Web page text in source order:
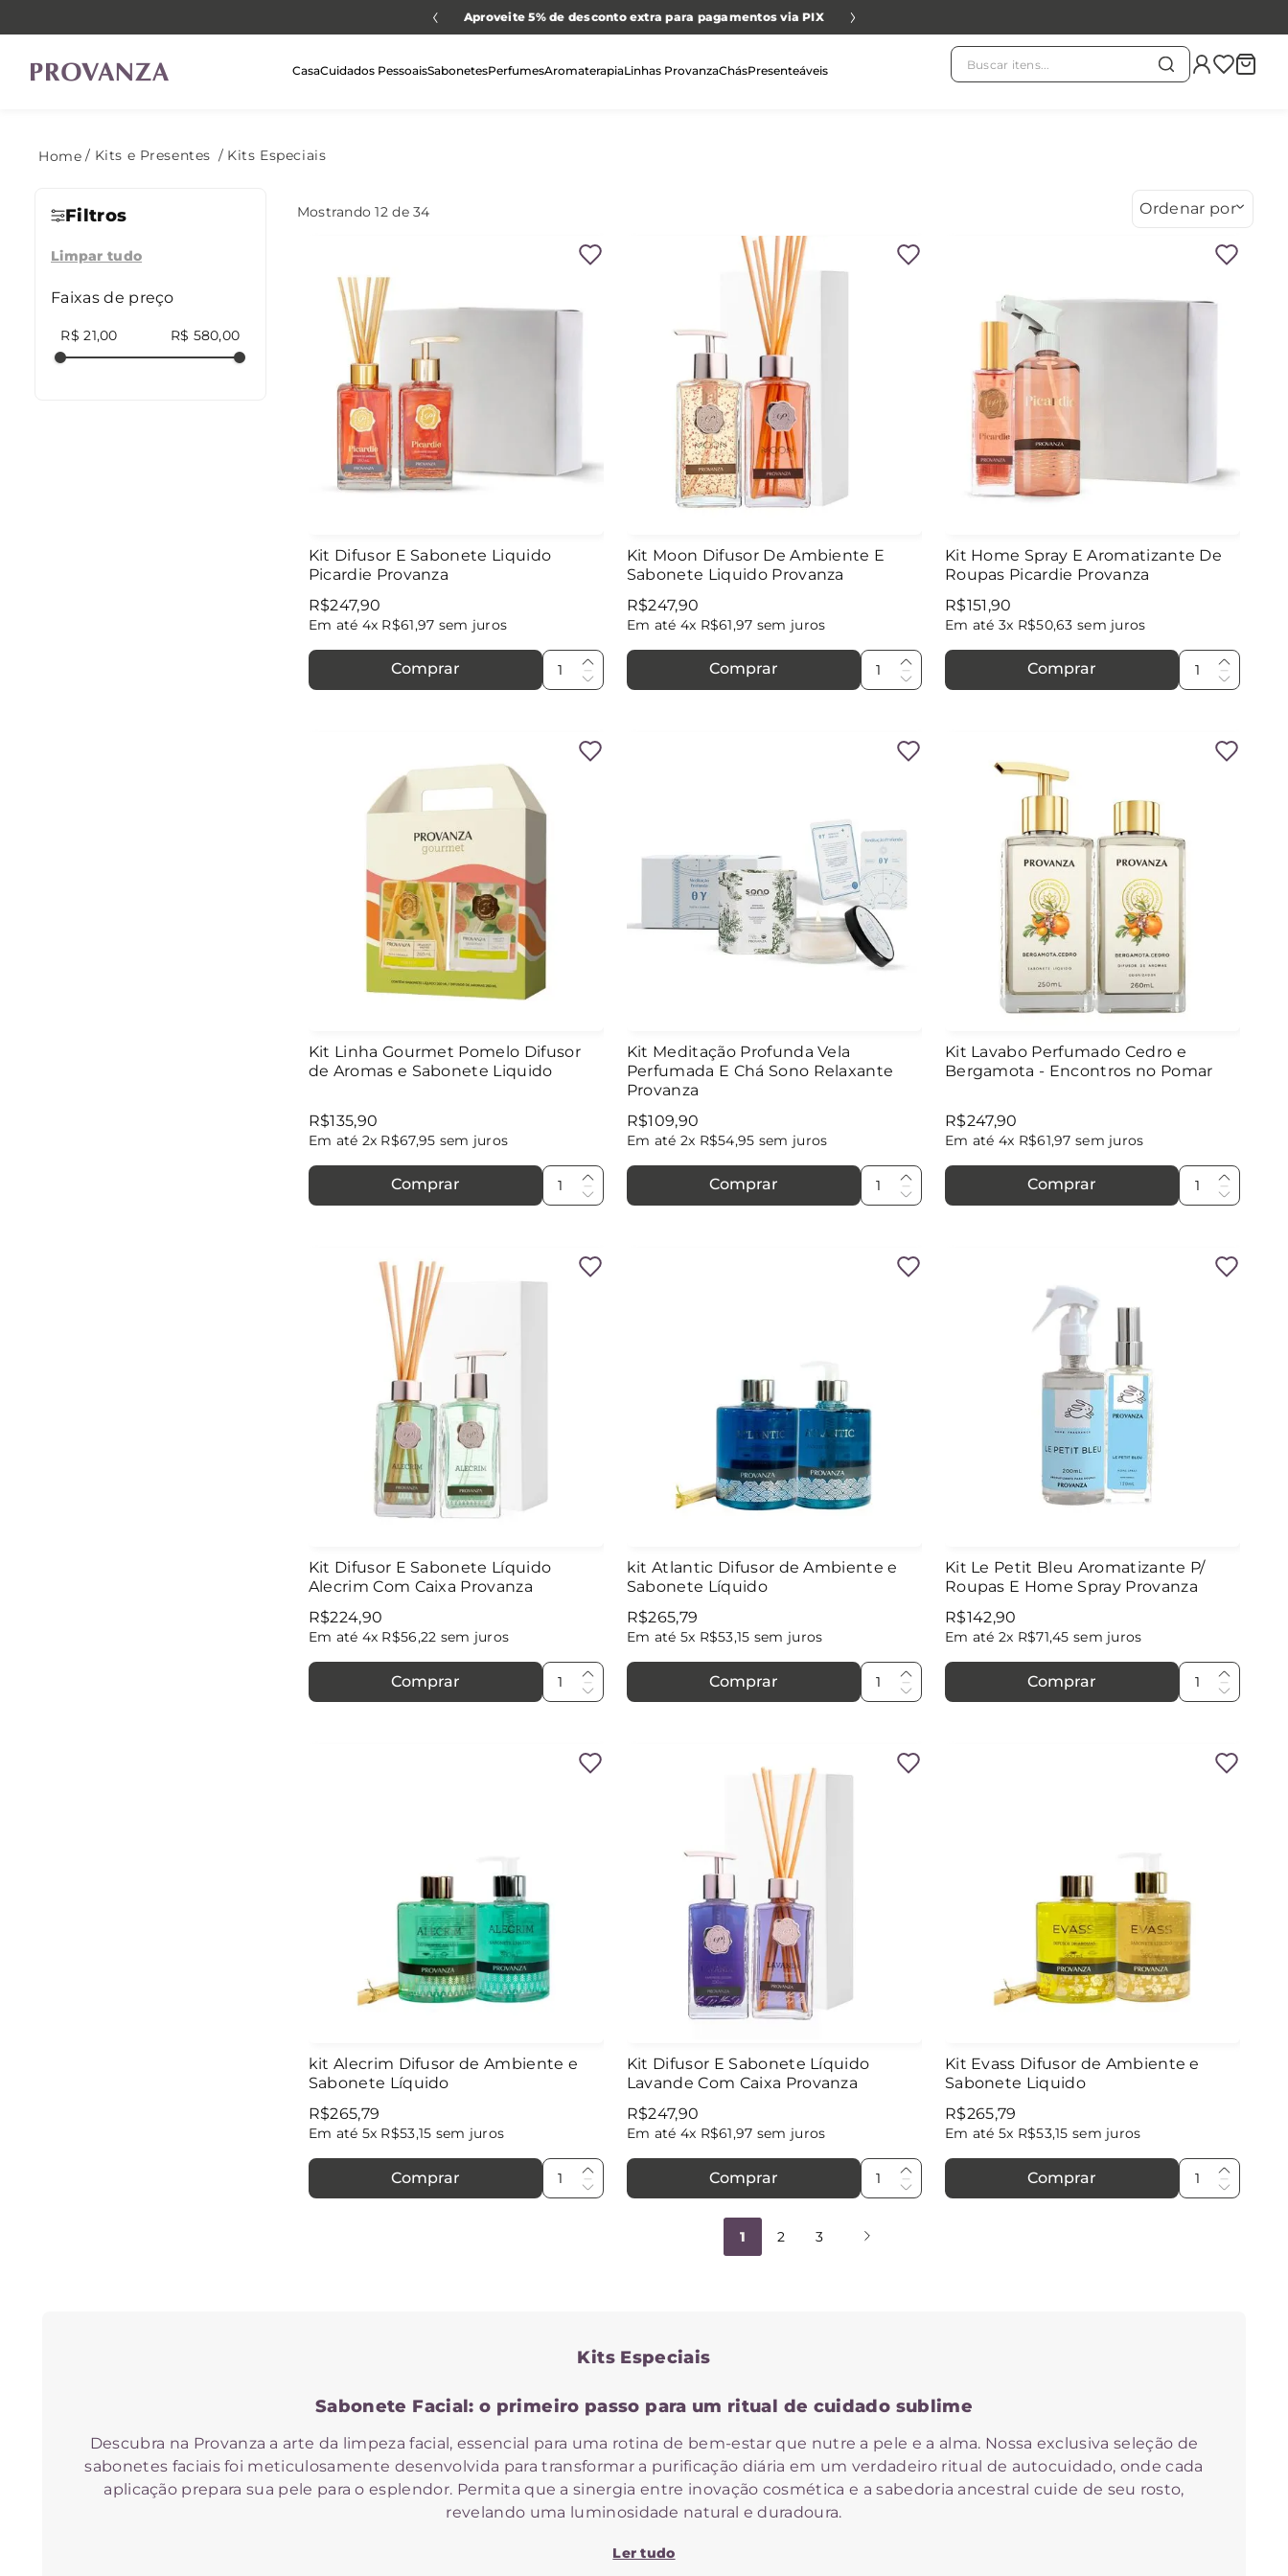
Aproveite 5% de desconto extra para pagamentos via PIX
CasaCuidados PessoaisSabonetesPerfumesAromaterapiaLinhas ProvanzaChásPresenteáveis
Buscar itens...
Kits e Presentes Kits Especiais
Filtros
Faixas de preço
R$ 21,00 R$ 580,00
Limpar tudo
Mostrando12 de 34 Ordenar por
Kit Difusor E Sabonete Liquido
Picardie Provanza
R$247,90
Em até 4x R$61,97 sem juros
Comprar
Kit Moon Difusor De Ambiente E
Sabonete Liquido Provanza
R$247,90
Em até 4x R$61,97 sem juros
Comprar
Kit Home Spray E Aromatizante De
Roupas Picardie Provanza
R$151 ,90
Em até 3x R$50,63 sem juros
Comprar
Kit Linha Gourmet Pomelo Difusor
de Aromas e Sabonete Liquido
R$135,90
Em até 2x R$67,95 sem juros
Comprar
Kit Meditação Profunda Vela
Perfumada E Chá Sono Relaxante
Provanza
R$109,90
Em até 2x R$54,95 sem juros
Comprar
Kit Lavabo Perfumado Cedro e
Bergamota - Encontros no Pomar
R$247,90
Em até 4x R$61,97 sem juros
Comprar
Kit Difusor E Sabonete Líquido
Alecrim Com Caixa Provanza
R$224,90
Em até 4x R$56,22 sem juros
Comprar
kit Atlantic Difusor de Ambiente e
Sabonete Líquido
R$265,79
Em até 5x R$53,15 sem juros
Comprar
Kit Le Petit Bleu Aromatizante P/
Roupas E Home Spray Provanza
R$142,90
Em até 2x R$71,45 sem juros
Comprar
kit Alecrim Difusor de Ambiente e
Sabonete Líquido
R$265,79
Em até 5x R$53,15 sem juros
Comprar
Kit Difusor E Sabonete Líquido
Lavande Com Caixa Provanza
R$247,90
Em até 4x R$61,97 sem juros
Comprar
Kit Evass Difusor de Ambiente e
Sabonete Liquido
R$265,79
Em até 5x R$53,15 sem juros
Comprar
1 2 3
Kits Especiais
Sabonete Facial: o primeiro passo para um ritual de cuidado sublime
Descubra na Provanza a arte da limpeza facial, essencial para uma rotina de bem-estar que nutre a pele e a alma. Nossa exclusiva seleção de
sabonetes faciais foi meticulosamente desenvolvida para transformar a purificação diária em um verdadeiro ritual de autocuidado, onde cada
aplicação prepara sua pele para o esplendor. Permita que a sinergia entre inovação cosmética e a sabedoria ancestral cuide de seu rosto,
revelando uma luminosidade natural e duradoura.
Benefícios do sabonete facial Provanza: um abraço para sua pele
Ler tudo
chá verde
5º horóscopo
6 velas
7º refil
º